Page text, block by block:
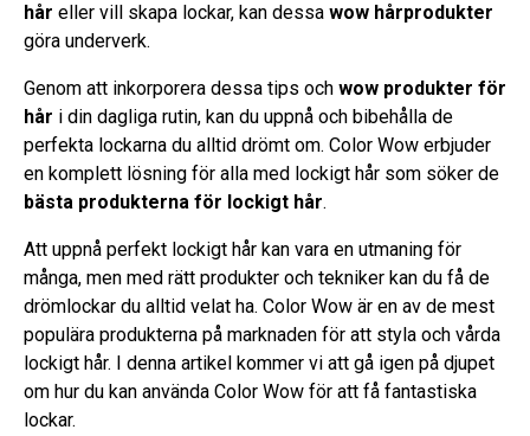
hår eller vill skapa lockar, kan dessa wow hårprodukter
göra underverk.
Genom att inkorporera dessa tips och wow produkter för
hår i din dagliga rutin, kan du uppnå och bibehålla de
perfekta lockarna du alltid drömt om. Color Wow erbjuder
en komplett lösning för alla med lockigt hår som söker de
bästa produkterna för lockigt hår.
Att uppnå perfekt lockigt hår kan vara en utmaning för
många, men med rätt produkter och tekniker kan du få de
drömlockar du alltid velat ha. Color Wow är en av de mest
populära produkterna på marknaden för att styla och vårda
lockigt hår. I denna artikel kommer vi att gå igen på djupet
om hur du kan använda Color Wow för att få fantastiska
lockar.